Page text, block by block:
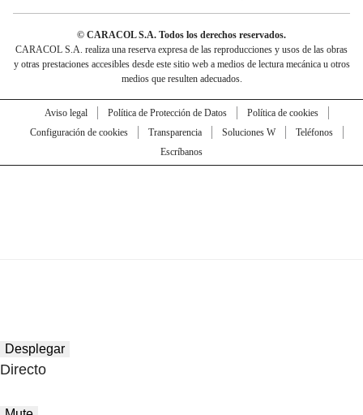
© CARACOL S.A. Todos los derechos reservados.
CARACOL S.A. realiza una reserva expresa de las reproducciones y usos de las obras
y otras prestaciones accesibles desde este sitio web a medios de lectura mecánica u otros
medios que resulten adecuados.
Aviso legal Política de Protección de Datos
Política de cookies
Configuración de cookies
Transparencia Soluciones W
Teléfonos
Escríbanos
Desplegar
Directo